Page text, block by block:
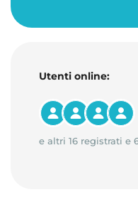
Utenti online:
e altri 16 registrati e